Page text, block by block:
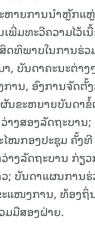
າຍການນໍາຫຼັກແຫຼ່ງ
ພີ່ມທະວີຄວາມໄວ້ເ
ດທິພາບໃນການຮ່ວ
າ, ບັນດາຄະນະຕ່າ
ການ, ອົງການຈັດຕັ້
ນຂະຫຍາຍບັນດາ
າງສອງລັດຖະບານ;
ໝກອງປະຊຸມ ຄັ້ງທີ
າງລັດຖະບານ ກ່ຽ
; ບັນດາແຜນການ
ະແໜງການ, ທ້ອງຖິ່
ມມືສອງຝ່າຍ.